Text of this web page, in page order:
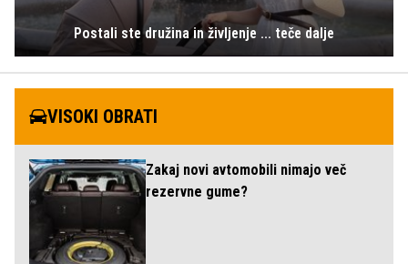
Postali ste družina in življenje ... teče dalje
VISOKI OBRATI
Zakaj novi avtomobili nimajo več
rezervne gume?